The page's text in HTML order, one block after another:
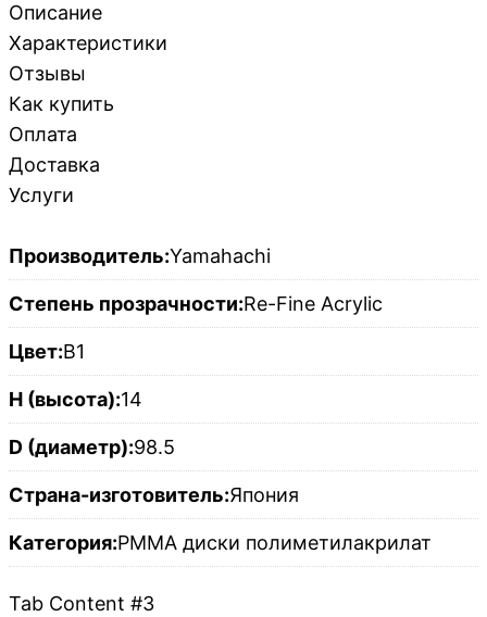
Описание
Характеристики
Отзывы
Как купить
Оплата
Доставка
Услуги
Производитель:Yamahachi
Степень прозрачности:Re-Fine Acrylic
Цвет:B1
H (высота):14
D (диаметр):98.5
Страна-изготовитель:Япония
Категория:PMMA диски полиметилакрилат
Tab Content #3